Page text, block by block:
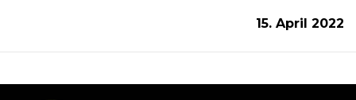
15. April 2022